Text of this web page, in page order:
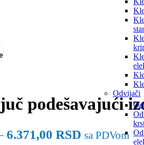
Odvijači
podešavajući
6.371,00 RSD sa PDVom